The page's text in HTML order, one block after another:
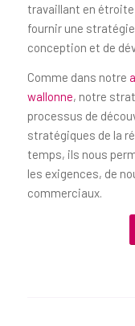
travaillant en
fournir une
conception et de
Comme dans notre
wallonne, notre
processus de
stratégiques de la
temps, ils nous
les exigences, de
commerciaux.